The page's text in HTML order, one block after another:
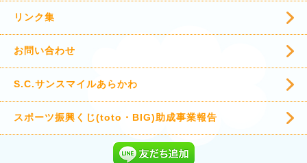
リンク集
お問い合わせ
S.C.サンスマイルあらかわ
スポーツ振興くじ(toto・BIG)助成事業報告